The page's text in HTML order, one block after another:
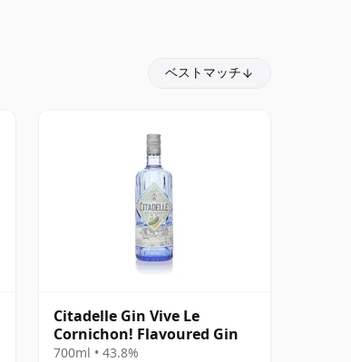
ベストマッチ
Citadelle Gin Vive Le
Cornichon! Flavoured Gin
700ml • 43.8%